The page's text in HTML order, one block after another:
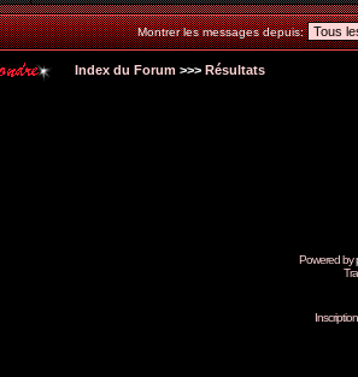
Montrer les messages depuis:
Index du Forum >>> Résultats
Powered by